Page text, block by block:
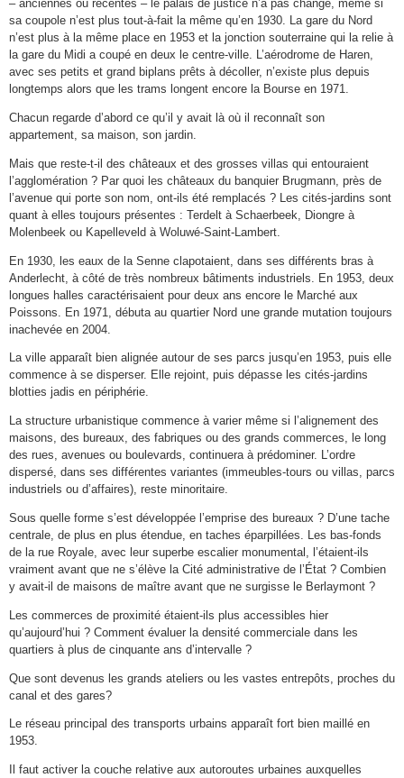
– anciennes ou récentes – le palais de justice n’a pas changé, même si
sa coupole n’est plus tout-à-fait la même qu’en 1930. La gare du Nord
n’est plus à la même place en 1953 et la jonction souterraine qui la relie à
la gare du Midi a coupé en deux le centre-ville. L’aérodrome de Haren,
avec ses petits et grand biplans prêts à décoller, n’existe plus depuis
longtemps alors que les trams longent encore la Bourse en 1971.
Chacun regarde d’abord ce qu’il y avait là où il reconnaît son
appartement, sa maison, son jardin.
Mais que reste-t-il des châteaux et des grosses villas qui entouraient
l’agglomération ? Par quoi les châteaux du banquier Brugmann, près de
l’avenue qui porte son nom, ont-ils été remplacés ? Les cités-jardins sont
quant à elles toujours présentes : Terdelt à Schaerbeek, Diongre à
Molenbeek ou Kapelleveld à Woluwé-Saint-Lambert.
En 1930, les eaux de la Senne clapotaient, dans ses différents bras à
Anderlecht, à côté de très nombreux bâtiments industriels. En 1953, deux
longues halles caractérisaient pour deux ans encore le Marché aux
Poissons. En 1971, débuta au quartier Nord une grande mutation toujours
inachevée en 2004.
La ville apparaît bien alignée autour de ses parcs jusqu’en 1953, puis elle
commence à se disperser. Elle rejoint, puis dépasse les cités-jardins
blotties jadis en périphérie.
La structure urbanistique commence à varier même si l’alignement des
maisons, des bureaux, des fabriques ou des grands commerces, le long
des rues, avenues ou boulevards, continuera à prédominer. L’ordre
dispersé, dans ses différentes variantes (immeubles-tours ou villas, parcs
industriels ou d’affaires), reste minoritaire.
Sous quelle forme s’est développée l’emprise des bureaux ? D’une tache
centrale, de plus en plus étendue, en taches éparpillées. Les bas-fonds
de la rue Royale, avec leur superbe escalier monumental, l’étaient-ils
vraiment avant que ne s’élève la Cité administrative de l’État ? Combien
y avait-il de maisons de maître avant que ne surgisse le Berlaymont ?
Les commerces de proximité étaient-ils plus accessibles hier
qu’aujourd’hui ? Comment évaluer la densité commerciale dans les
quartiers à plus de cinquante ans d’intervalle ?
Que sont devenus les grands ateliers ou les vastes entrepôts, proches du
canal et des gares?
Le réseau principal des transports urbains apparaît fort bien maillé en
1953.
Il faut activer la couche relative aux autoroutes urbaines auxquelles